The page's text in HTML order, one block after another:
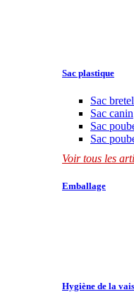
Sac plastique
Sac
Sac canin
Sac
Sac
Voir tous les
Emballage
Hygiène de la